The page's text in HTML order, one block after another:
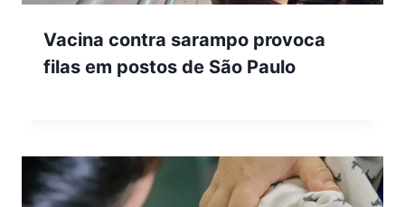
Vacina contra sarampo provoca
filas em postos de São Paulo